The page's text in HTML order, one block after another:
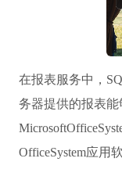
在报表服务中，
务器提供的报表能
OfficeSystem应用